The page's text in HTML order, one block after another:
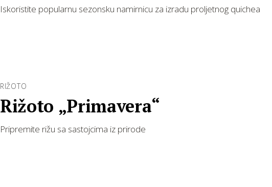
Iskoristite popularnu sezonsku namirnicu za izradu proljetnog quichea
RIŽOTO
Rižoto „Primavera“
Pripremite rižu sa sastojcima iz prirode